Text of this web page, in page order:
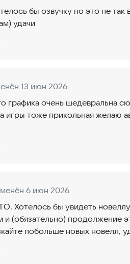
бы озвучку но это не
удачи
13 июн 2026
графика очень шедевральна
игры тоже прикольная желаю
6 июн 2026
Хотелось бы увидеть
(обязательно) продолжение
побольше новых новелл,